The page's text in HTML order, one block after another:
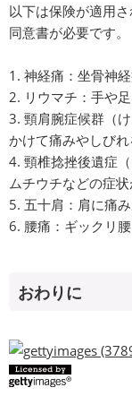
以下は保険が適用
同意書が必要です。
1. 神経痛：坐骨神
2. リウマチ：手や
3. 頸肩腕症候群（
かけて痛みやしび
4. 頸椎捻挫後遺症
ムチウチなどの症
5. 五十肩：肩に痛
6. 腰痛：ギックリ
おわりに